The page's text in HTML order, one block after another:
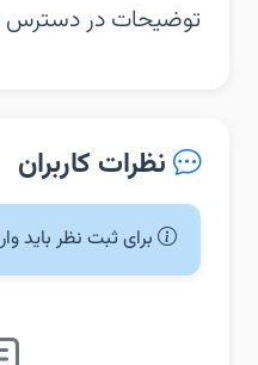
توضیحات در
نظرات کاربران
برای ثبت نظر باید